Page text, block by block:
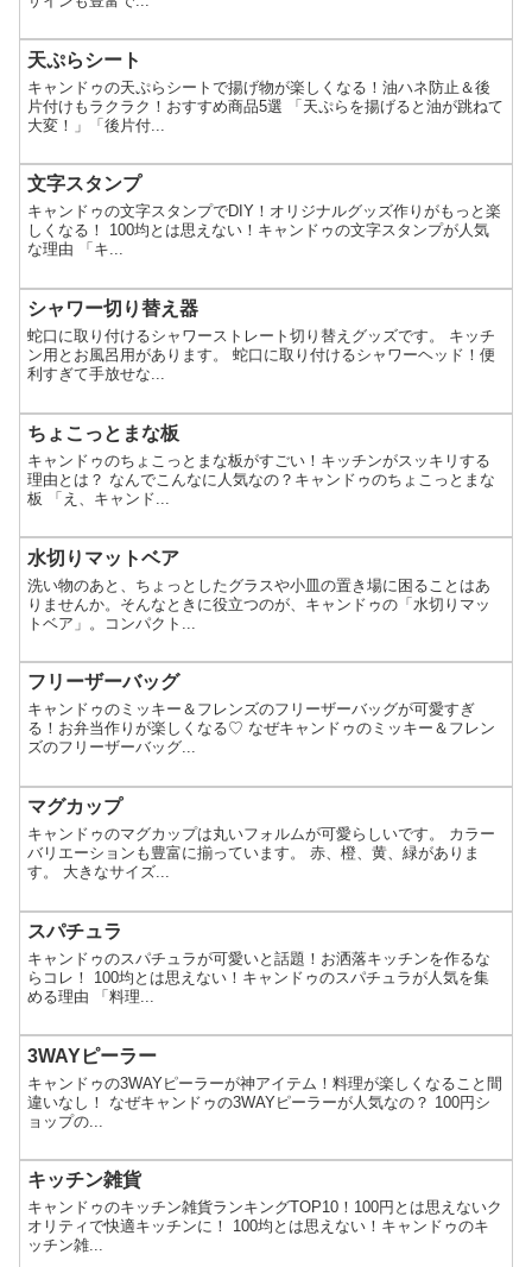
天ぷらシート
キャンドゥの天ぷらシートで揚げ物が楽しくなる！油ハネ防止＆後
片付けもラクラク！おすすめ商品5選 「天ぷらを揚げると油が跳ねて
大変！」「後片付...
文字スタンプ
キャンドゥの文字スタンプでDIY！オリジナルグッズ作りがもっと楽
しくなる！ 100均とは思えない！キャンドゥの文字スタンプが人気
な理由 「キ...
シャワー切り替え器
蛇口に取り付けるシャワーストレート切り替えグッズです。 キッチ
ン用とお風呂用があります。 蛇口に取り付けるシャワーヘッド！便
利すぎて手放せな...
ちょこっとまな板
キャンドゥのちょこっとまな板がすごい！キッチンがスッキリする
理由とは？ なんでこんなに人気なの？キャンドゥのちょこっとまな
板 「え、キャンド...
水切りマットベア
洗い物のあと、ちょっとしたグラスや小皿の置き場に困ることはあ
りませんか。そんなときに役立つのが、キャンドゥの「水切りマッ
トベア」。コンパクト...
フリーザーバッグ
キャンドゥのミッキー＆フレンズのフリーザーバッグが可愛すぎ
る！お弁当作りが楽しくなる♡ なぜキャンドゥのミッキー＆フレン
ズのフリーザーバッグ...
マグカップ
キャンドゥのマグカップは丸いフォルムが可愛らしいです。 カラー
バリエーションも豊富に揃っています。 赤、橙、黄、緑がありま
す。 大きなサイズ...
スパチュラ
キャンドゥのスパチュラが可愛いと話題！お洒落キッチンを作るな
らコレ！ 100均とは思えない！キャンドゥのスパチュラが人気を集
める理由 「料理...
3WAYピーラー
キャンドゥの3WAYピーラーが神アイテム！料理が楽しくなること間
違いなし！ なぜキャンドゥの3WAYピーラーが人気なの？ 100円シ
ョップの...
キッチン雑貨
キャンドゥのキッチン雑貨ランキングTOP10！100円とは思えないク
オリティで快適キッチンに！ 100均とは思えない！キャンドゥのキ
ッチン雑...